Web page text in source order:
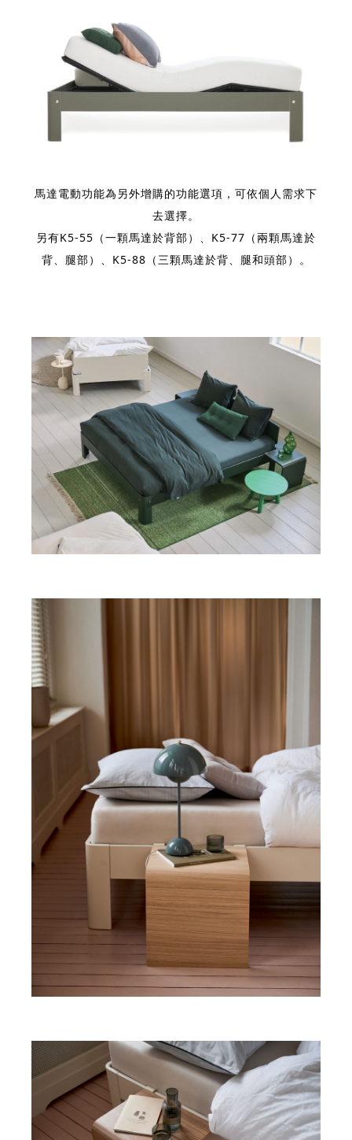
馬達電動功能為另外增購的功能選項，可依個人需求下
去選擇。
另有K5-55（一顆馬達於背部）、K5-77（兩顆馬達於
背、腿部）、K5-88（三顆馬達於背、腿和頭部）。